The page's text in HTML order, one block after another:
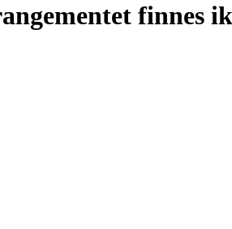
finnes